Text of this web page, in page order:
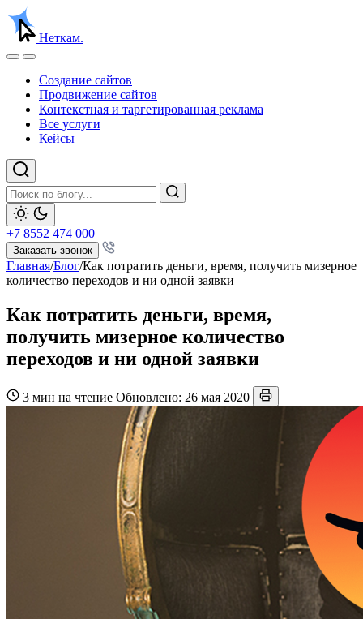
Неткам.
Создание сайтов
Продвижение сайтов
Контекстная и таргетированная реклама
Все услуги
Кейсы
+7 8552 474 000
Заказать звонок
Главная/Блог/Как потратить деньги, время, получить мизерное
количество переходов и ни одной заявки
Как потратить деньги, время,
получить мизерное количество
переходов и ни одной заявки
3 мин на чтение Обновлено: 26 мая 2020